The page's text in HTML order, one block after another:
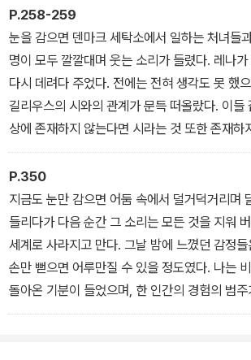
얼굴을 찡그리더니 이름 앞에 한 자를 첨가했다.
그러고는 비로소 만족해하는 것 같았다.
쉬지 않고 끝없이 내리는 눈과 싸우다 지칠 대로
금 이 조용한 집 안에서 쉬고 있는 중이라고 나
P.258-259
눈을 감으면 덴마크 세탁소에서 일하는 처녀들
명이 모두 깔깔대며 웃는 소리가 들렸다. 레나
다시 데려다 주었다. 전에는 전혀 생각도 못 했
길리우스의 시와의 관계가 문득 떠올랐다. 이들
상에 존재하지 않는다면 시라는 것 또한 존재하
처음으로 그것을 분명하게 깨달았다. 그리고 이
게 지극히 소중한 것이어서 혹시라도 갑자기 사
깊이 간직했다. 마침내 책을 펴고 자리에 앉자 짧
밭을 가로질러 걸어오는 레나가 등장하던 나의
험의 추억처럼 느껴졌다. 그 장면은 한 폭의 그
나 아물거렸고 그 밑에는 한 줄의 슬픈 구절이
다. <가장 행복한 날들이…… 가장 먼저 사라진
P.350
지금도 눈만 감으면 어둠 속에서 덜거덕거리며
들리다가 다음 순간 그 소리는 모든 것을 지워
세계로 사라지고 만다. 그날 밤에 느꼈던 감정
손만 뻗으면 어루만질 수 있을 정도였다. 나는
돌아온 기분이 들었으며, 한 인간의 경험의 범
을 그리고 있는지 깨달은 느낌이었다. 안토니아